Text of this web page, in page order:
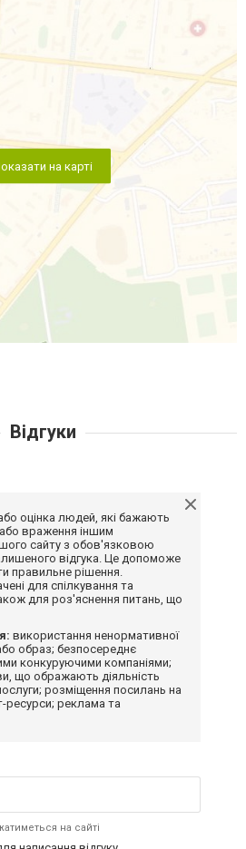
на карті
Відгуки
оцінка людей, які бажають
враження іншим
сайту з обов'язковою
відгука. Це допоможе
правильне рішення.
для спілкування та
для роз'яснення питань, що
використання ненормативної
образ; безпосереднє
конкуруючими компаніями;
що ображають діяльність
послуги; розміщення посилань на
ресурси; реклама та
на сайті